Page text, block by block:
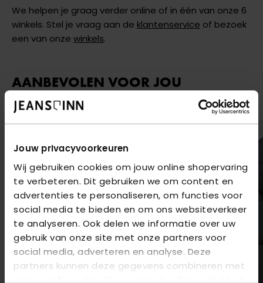
Jouw privacyvoorkeuren
Wij gebruiken cookies om jouw online shopervaring
te verbeteren. Dit gebruiken we om content en
advertenties te personaliseren, om functies voor
social media te bieden en om ons websiteverkeer
te analyseren. Ook delen we informatie over uw
gebruik van onze site met onze partners voor
social media, adverteren en analyse. Deze
partners kunnen deze gegevens combineren met
andere informatie die u aan ze heeft verstrekt of
We helpen je graag verder online of in één van onze 6
winkels. Stel je vraag aan de klantenservice of bezoek
een van onze winkels.
AANBEVOLEN VOOR JOU
Shop hier de meest recente items van Only